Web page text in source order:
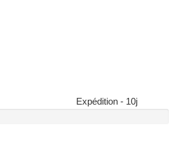
Expédition - 10j